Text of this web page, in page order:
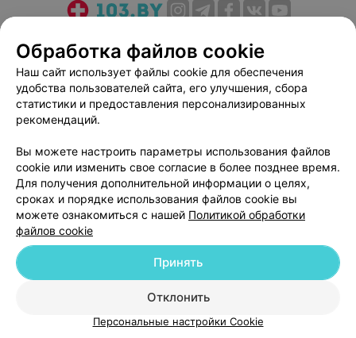
Медицинский маркетинг
Публичный договор
Пользовательское соглашение
Способы оплаты
Вакансии
Партнеры
Написать руководителю 103.by
Персональные настройки cookie
Обработка персональных данных
© 2026 ООО «Артокс Лаб», УНП 191700409| 220012, Республика Беларусь,
г. Минск, улица Толбухина, 2, пом. 16 | help@103.by
Обработка файлов cookie
Наш сайт использует файлы cookie для обеспечения
удобства пользователей сайта, его улучшения, сбора
статистики и предоставления персонализированных
рекомендаций.
Вы можете настроить параметры использования файлов
cookie или изменить свое согласие в более позднее время.
Для получения дополнительной информации о целях,
сроках и порядке использования файлов cookie вы
можете ознакомиться с нашей Политикой обработки
файлов cookie
Отклонить
Принять
Персональные настройки Cookie